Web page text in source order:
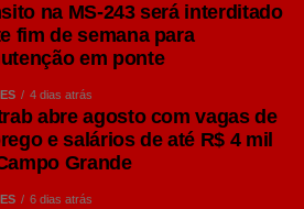
na MS-243 será interditado
fim de semana para
em ponte
4 dias atrás
abre agosto com vagas de
e salários de até R$ 4 mil
Grande
6 dias atrás